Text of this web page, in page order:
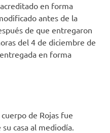
en forma
antes de la
de que entregaron
del 4 de diciembre de
en forma
de Rojas fue
casa al mediodía.